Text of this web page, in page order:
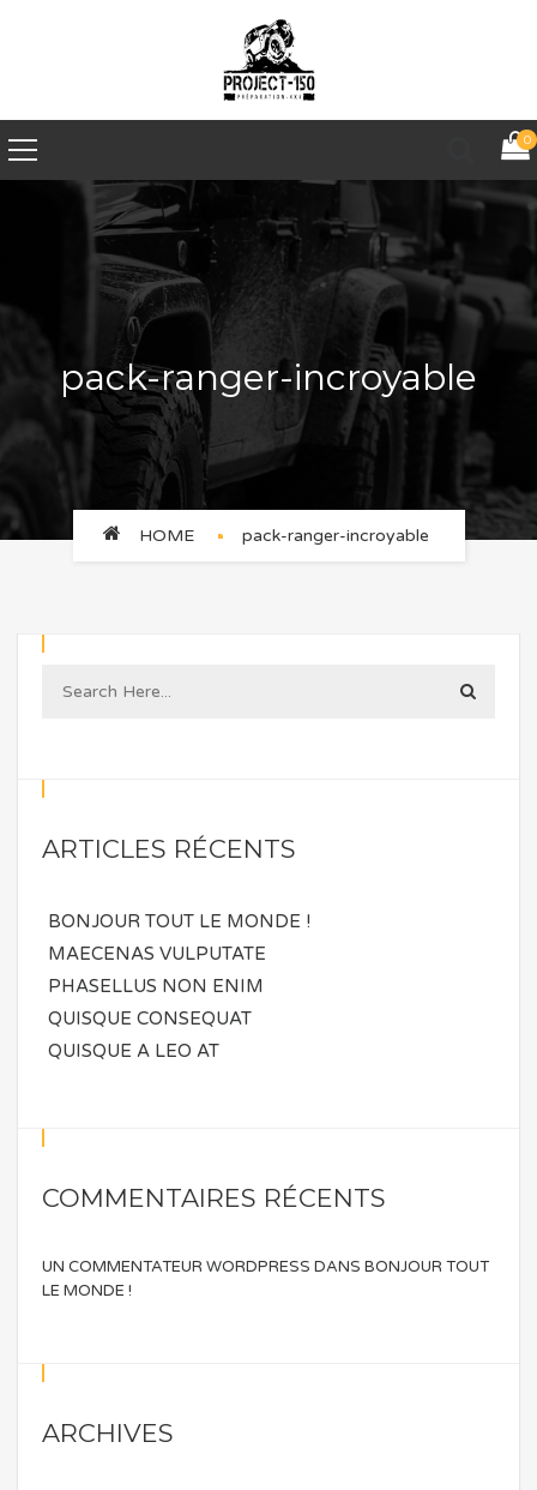
0
pack-ranger-incroyable
HOME pack-ranger-incroyable
ARTICLES RÉCENTS
BONJOUR TOUT LE MONDE !
MAECENAS VULPUTATE
PHASELLUS NON ENIM
QUISQUE CONSEQUAT
QUISQUE A LEO AT
COMMENTAIRES RÉCENTS
UN COMMENTATEUR WORDPRESS DANS BONJOUR TOUT
LE MONDE !
ARCHIVES